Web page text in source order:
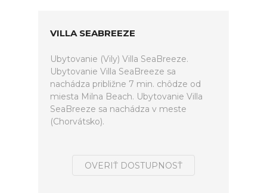
VILLA SEABREEZE
Ubytovanie (Vily) Villa SeaBreeze.
Ubytovanie Villa SeaBreeze sa
nachádza približne 7 min. chôdze od
miesta Milna Beach. Ubytovanie Villa
SeaBreeze sa nachádza v meste
(Chorvátsko).
OVERIŤ DOSTUPNOSŤ